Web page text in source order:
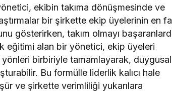
ekibin takıma dönüşmesinde ve
bir şirkette ekip üyelerinin en
gösterirken, takım olmayı
eğitimi alan bir yönetici, ekip üyeleri
birbiriyle tamamlayarak, duygusal
Bu formülle liderlik kalıcı hale
ve şirkette verimliliği yukarılara